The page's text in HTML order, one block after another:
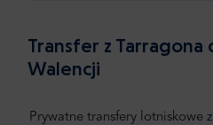
Transfer z Tarragona
Walencji
Prywatne transfery lotniskowe